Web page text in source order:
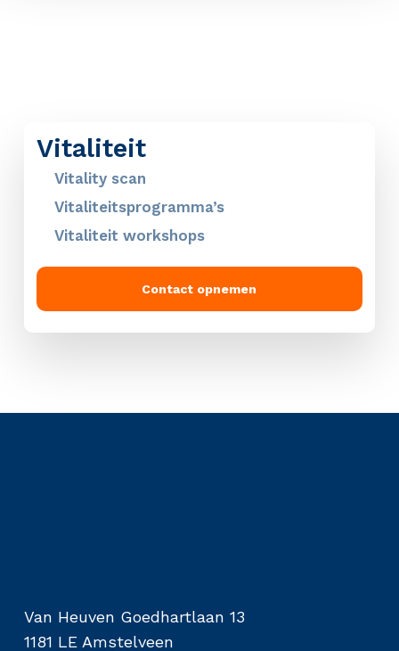
Vitaliteit
Vitality scan
Vitaliteitsprogramma’s
Vitaliteit workshops
Contact opnemen
Van Heuven Goedhartlaan 13
1181 LE Amstelveen